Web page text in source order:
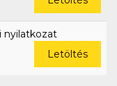
nyilatkozat
Letöltés